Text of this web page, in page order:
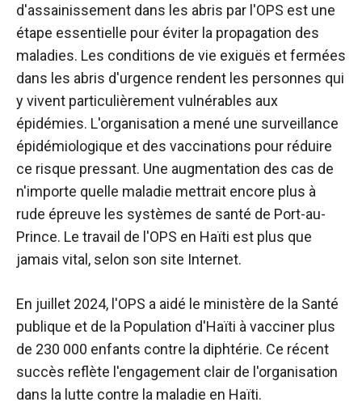
d'assainissement dans les abris par l'OPS est une
étape essentielle pour éviter la propagation des
maladies. Les conditions de vie exiguës et fermées
dans les abris d'urgence rendent les personnes qui
y vivent particulièrement vulnérables aux
épidémies. L'organisation a mené une surveillance
épidémiologique et des vaccinations pour réduire
ce risque pressant. Une augmentation des cas de
n'importe quelle maladie mettrait encore plus à
rude épreuve les systèmes de santé de Port-au-
Prince. Le travail de l'OPS en Haïti est plus que
jamais vital, selon son site Internet.
En juillet 2024, l'OPS a aidé le ministère de la Santé
publique et de la Population d'Haïti à vacciner plus
de 230 000 enfants contre la diphtérie. Ce récent
succès reflète l'engagement clair de l'organisation
dans la lutte contre la maladie en Haïti.